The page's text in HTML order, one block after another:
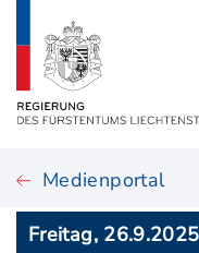
Medienportal
Freitag, 26.9.2025